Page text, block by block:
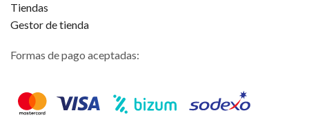
Tiendas
Gestor de tienda
Formas de pago aceptadas: